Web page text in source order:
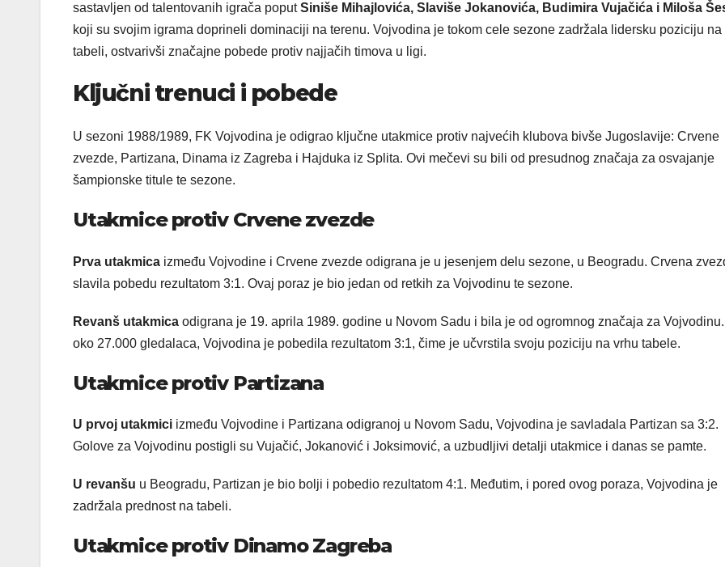
sastavljen od talentovanih igrača poputSiniše Mihajlovića, Slaviše Jokanovića, Budimira Vujačića i Miloša
koji su svojim igrama doprineli dominaciji na terenu. Vojvodina je tokom cele sezone zadržala lidersku poziciju na
tabeli, ostvarivši značajne pobede protiv najjačih timova u ligi.
Ključni trenuci i pobede
U sezoni 1988/1989, FK Vojvodina je odigrao ključne utakmice protiv najvećih klubova bivše Jugoslavije: Crvene
zvezde, Partizana, Dinama iz Zagreba i Hajduka iz Splita. Ovi mečevi su bili od presudnog značaja za osvajanje
šampionske titule te sezone.
Utakmice protiv Crvene zvezde
Prva utakmica između Vojvodine i Crvene zvezde odigrana je u jesenjem delu sezone, u Beogradu. Crvena
slavila pobedu rezultatom 3:1. Ovaj poraz je bio jedan od retkih za Vojvodinu te sezone.
Revanš utakmica odigrana je 19. aprila 1989. godine u Novom Sadu i bila je od ogromnog značaja za
oko 27.000 gledalaca, Vojvodina je pobedila rezultatom 3:1, čime je učvrstila svoju poziciju na vrhu tabele.
Utakmice protiv Partizana
U prvoj utakmici između Vojvodine i Partizana odigranoj u Novom Sadu, Vojvodina je savladala Partizan sa 3:2.
Golove za Vojvodinu postigli su Vujačić, Jokanović i Joksimović, a uzbudljivi detalji utakmice i danas se pamte.
U revanšu u Beogradu, Partizan je bio bolji i pobedio rezultatom 4:1. Međutim, i pored ovog poraza, Vojvodina je
zadržala prednost na tabeli.
Utakmice protiv Dinamo Zagreba